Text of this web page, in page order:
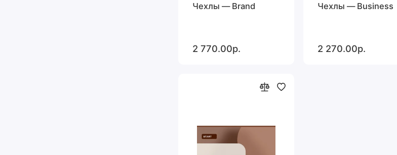
Чехлы — Brand
2 770.00р.
Чехлы — Business
2 270.00р.